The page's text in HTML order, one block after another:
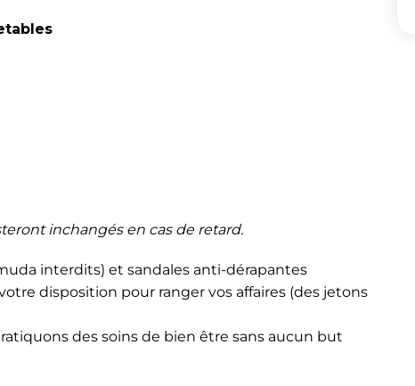
inchangés en cas de retard.
interdits) et sandales anti-dérapantes
disposition pour ranger vos affaires (des jetons
des soins de bien être sans aucun but